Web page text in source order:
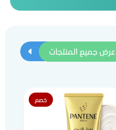
عرض جميع المنتجات
خصم